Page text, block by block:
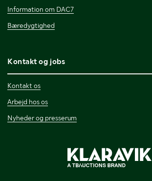
Information om DAC7
Bæredygtighed
Kontakt og jobs
Kontakt os
Arbejd hos os
Nyheder og presserum